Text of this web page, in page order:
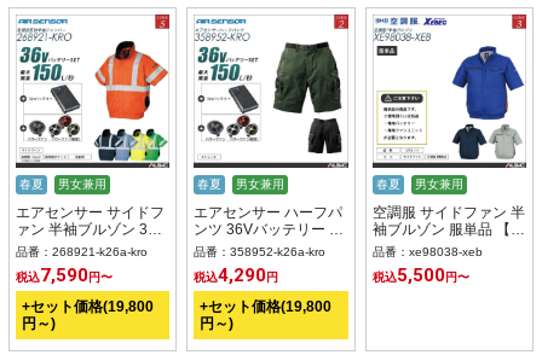
春夏 男女兼用
エアセンサー サイドフ
ァン 半袖ブルゾン 36V
バッテリー + ファンset
【 268921-K26A-KRO
】
品番：268921-k26a-kro
税込7,590円〜
+セット価格(19,800
円～)
春夏 男女兼用
エアセンサー ハーフパ
ンツ 36Vバッテリー +
ファンset 【 358952-
K26A-KRO 】
品番：358952-k26a-kro
税込4,290円
+セット価格(19,800
円～)
春夏 男女兼用
空調服 サイドファン 半
袖ブルゾン 服単品 【
XE98038-XEB 】
品番：xe98038-xeb
税込5,500円〜